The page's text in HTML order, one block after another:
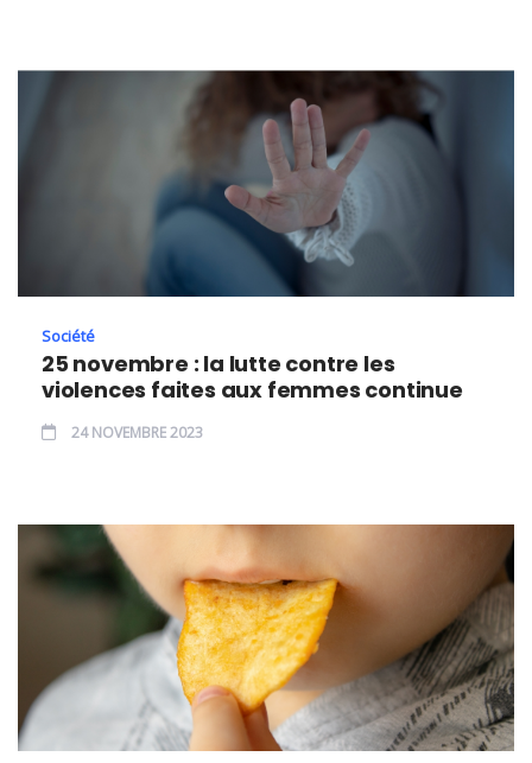
Société
25 novembre : la lutte contre les
violences faites aux femmes continue
24 NOVEMBRE 2023